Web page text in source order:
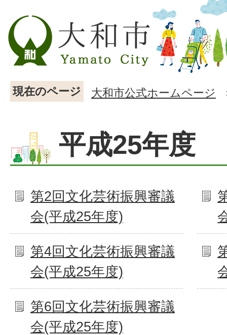
現在のページ 大和市公式ホームページ
平成25年度
第2回文化芸術振興審議
会(平成25年度)
第4回文化芸術振興審議
会(平成25年度)
第6回文化芸術振興審議
会(平成25年度)